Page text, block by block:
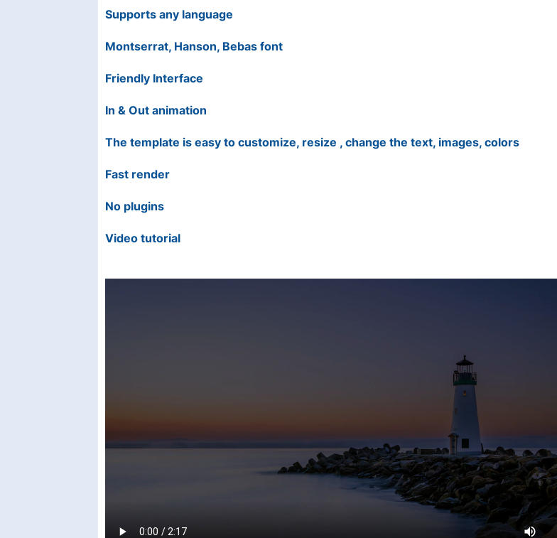
Supports any language
Montserrat, Hanson, Bebas font
Friendly Interface
In & Out animation
The template is easy to customize, resize , change the text, images, colors
Fast render
No plugins
Video tutorial